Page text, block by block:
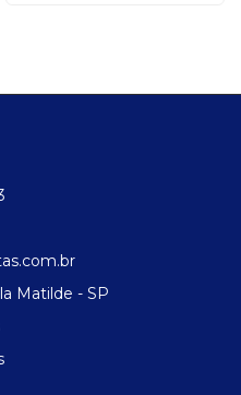
Matilde - SP